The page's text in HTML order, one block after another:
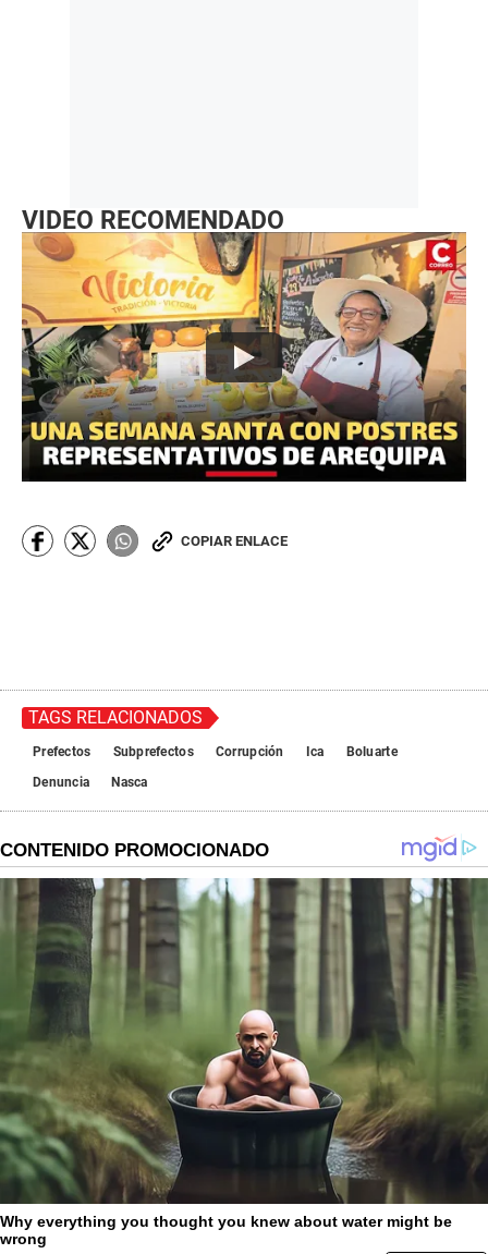
VIDEO RECOMENDADO
COPIAR ENLACE
TAGS RELACIONADOS
Prefectos Subprefectos Corrupción Ica
Boluarte
Denuncia
Nasca